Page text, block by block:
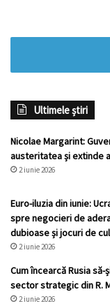
Ultimele știri
Nicolae Margarint:
austeritatea și extinde
2 iunie 2026
Euro-iluzia din iunie:
spre negocieri de
dubioase și jocuri de
2 iunie 2026
Cum încearcă Rusia
sector strategic din R.
2 iunie 2026